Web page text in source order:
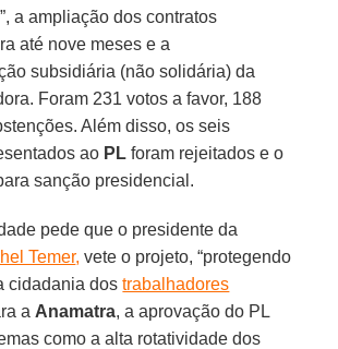
a ampliação dos contratos
até nove meses e a
subsidiária (não solidária) da
Foram 231 votos a favor, 188
Além disso, os seis
ao PL foram rejeitados e o
sanção presidencial.
pede que o presidente da
Temer, vete o projeto, “protegendo
cidadania dostrabalhadores
a Anamatra, a aprovação do PL
como a alta rotatividade dos